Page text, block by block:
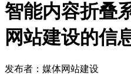
智能内容折叠
网站建设的信
发布者：媒体网站建设